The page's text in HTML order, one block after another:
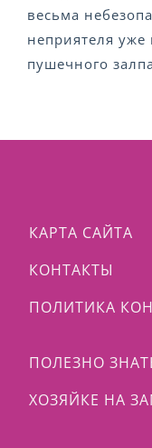
весьма
неприятеля
пушечного
КАРТА САЙТА
КОНТАКТЫ
ПОЛИТИКА
ПОЛЕЗНО
ХОЗЯЙКЕ НА